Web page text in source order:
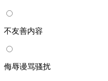
不友善内容
侮辱谩骂骚扰